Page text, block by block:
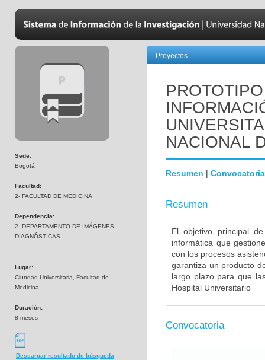
Sede:
Bogotá
Facultad:
2- FACULTAD DE MEDICINA
Dependencia:
2- DEPARTAMENTO DE IMÁGENES
DIAGNÓSTICAS
Lugar:
Ciundad Universitaria, Facultad de
Medicina
Duración:
8 meses
Descargar resultado de búsqueda
Proyectos
NACIONAL
Resumen | Convocatoria
Resumen
El objetivo principal
informática que
con los procesos
garantiza un producto
largo plazo para que
Hospital Universitario
Convocatoria